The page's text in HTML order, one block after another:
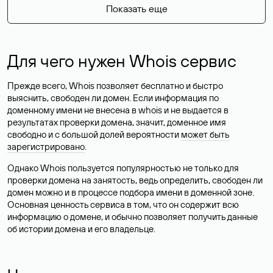
Показать еще
Для чего нужен Whois сервис
Прежде всего, Whois позволяет бесплатно и быстро
выяснить, свободен ли домен. Если информация по
доменному имени не внесена в whois и не выдается в
результатах проверки домена, значит, доменное имя
свободно и с большой долей вероятности может быть
зарегистрировано.
Однако Whois пользуется популярностью не только для
проверки домена на занятость, ведь определить, свободен ли
домен можно и в процессе подбора имени в доменной зоне.
Основная ценность сервиса в том, что он содержит всю
информацию о домене, и обычно позволяет получить данные
об истории домена и его владельце.